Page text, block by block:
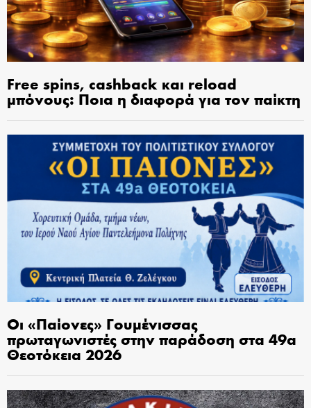
Free spins, cashback και reload
μπόνους: Ποια η διαφορά για τον παίκτη
Οι «Παίονες» Γουμένισσας
πρωταγωνιστές στην παράδοση στα 49α
Θεοτόκεια 2026